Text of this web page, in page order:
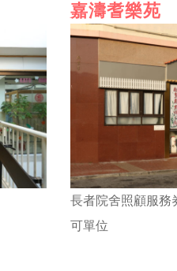
嘉濤耆樂苑
長者院舍照顧服務
可單位